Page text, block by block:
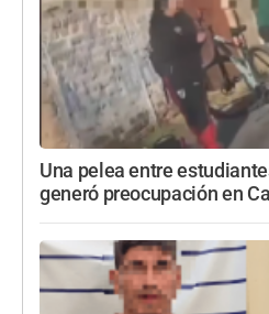
Una pelea entre
generó preocupación en